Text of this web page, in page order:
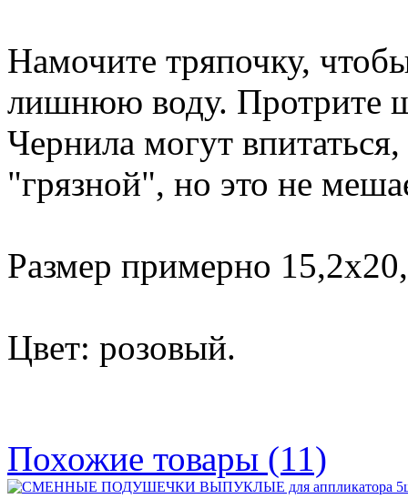
Намочите тряпочку,
лишнюю воду. Протрите
Чернила могут
"грязной", но это не
Размер примерно
Цвет: розовый.
Похожие товары (11)